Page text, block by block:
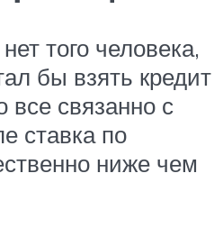
того человека,
бы взять кредит
все связанно с
ставка по
ниже чем